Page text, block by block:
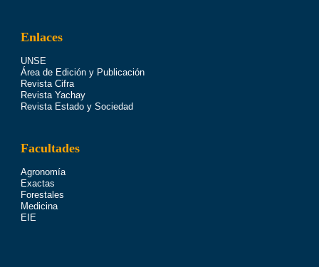
Enlaces
UNSE
Área de Edición y Publicación
Revista Cifra
Revista Yachay
Revista Estado y Sociedad
Facultades
Agronomía
Exactas
Forestales
Medicina
EIE